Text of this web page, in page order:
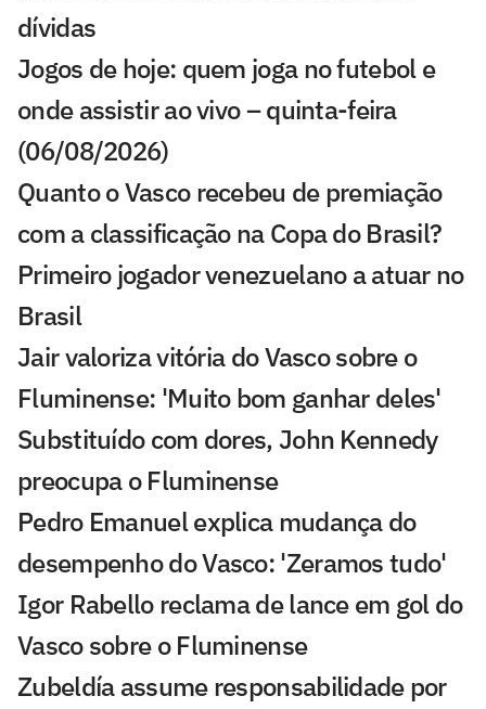
dívidas
Jogos de hoje: quem joga no futebol e
onde assistir ao vivo – quinta-feira
(06/08/2026)
Quanto o Vasco recebeu de premiação
com a classificação na Copa do Brasil?
Primeiro jogador venezuelano a atuar no
Brasil
Jair valoriza vitória do Vasco sobre o
Fluminense: 'Muito bom ganhar deles'
Substituído com dores, John Kennedy
preocupa o Fluminense
Pedro Emanuel explica mudança do
desempenho do Vasco: 'Zeramos tudo'
Igor Rabello reclama de lance em gol do
Vasco sobre o Fluminense
Zubeldía assume responsabilidade por